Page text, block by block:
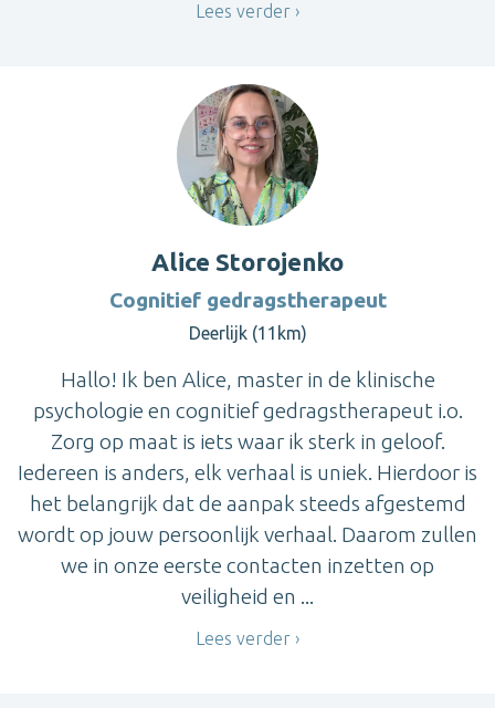
Lees verder
Alice Storojenko
Cognitief gedragstherapeut
Deerlijk (11km)
Hallo! Ik ben Alice, master in de klinische
psychologie en cognitief gedragstherapeut i.o.
Zorg op maat is iets waar ik sterk in geloof.
Iedereen is anders, elk verhaal is uniek. Hierdoor is
het belangrijk dat de aanpak steeds afgestemd
wordt op jouw persoonlijk verhaal. Daarom zullen
we in onze eerste contacten inzetten op
veiligheid en ...
Lees verder